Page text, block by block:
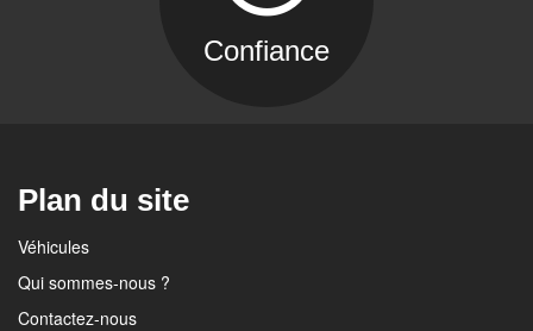
Confiance
Plan du site
Véhicules
Qui sommes-nous ?
Contactez-nous